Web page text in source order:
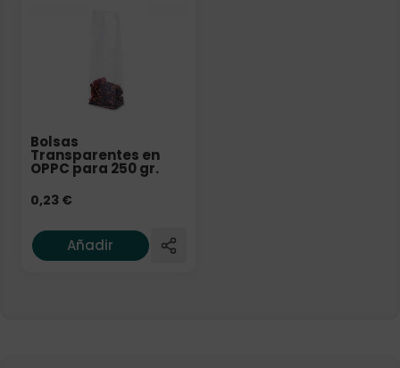
Bolsas
Transparentes en
OPPC para 250 gr.
0,23 €
Añadir